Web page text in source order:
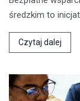
średzkim to
Czytaj dalej